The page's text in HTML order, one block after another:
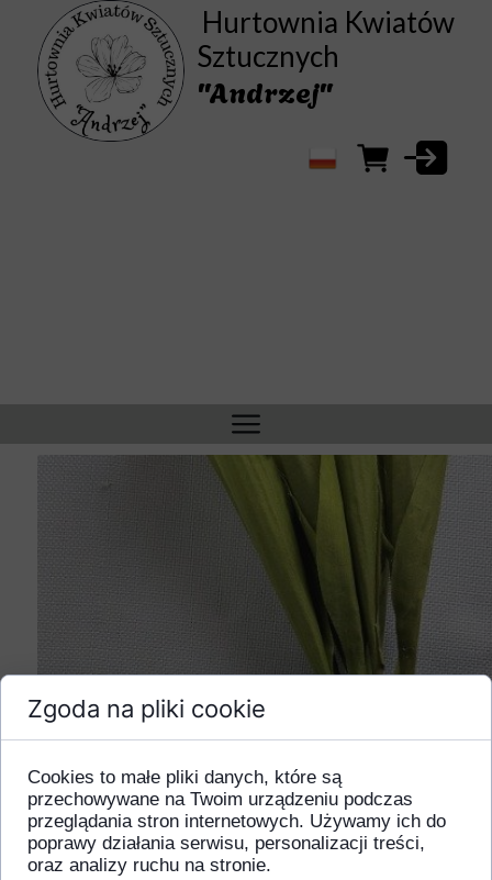
Hurtownia Kwiatów
Sztucznych
"Andrzej"
Zgoda na pliki cookie
Cookies to małe pliki danych, które są
przechowywane na Twoim urządzeniu podczas
przeglądania stron internetowych. Używamy ich do
poprawy działania serwisu, personalizacji treści,
oraz analizy ruchu na stronie.